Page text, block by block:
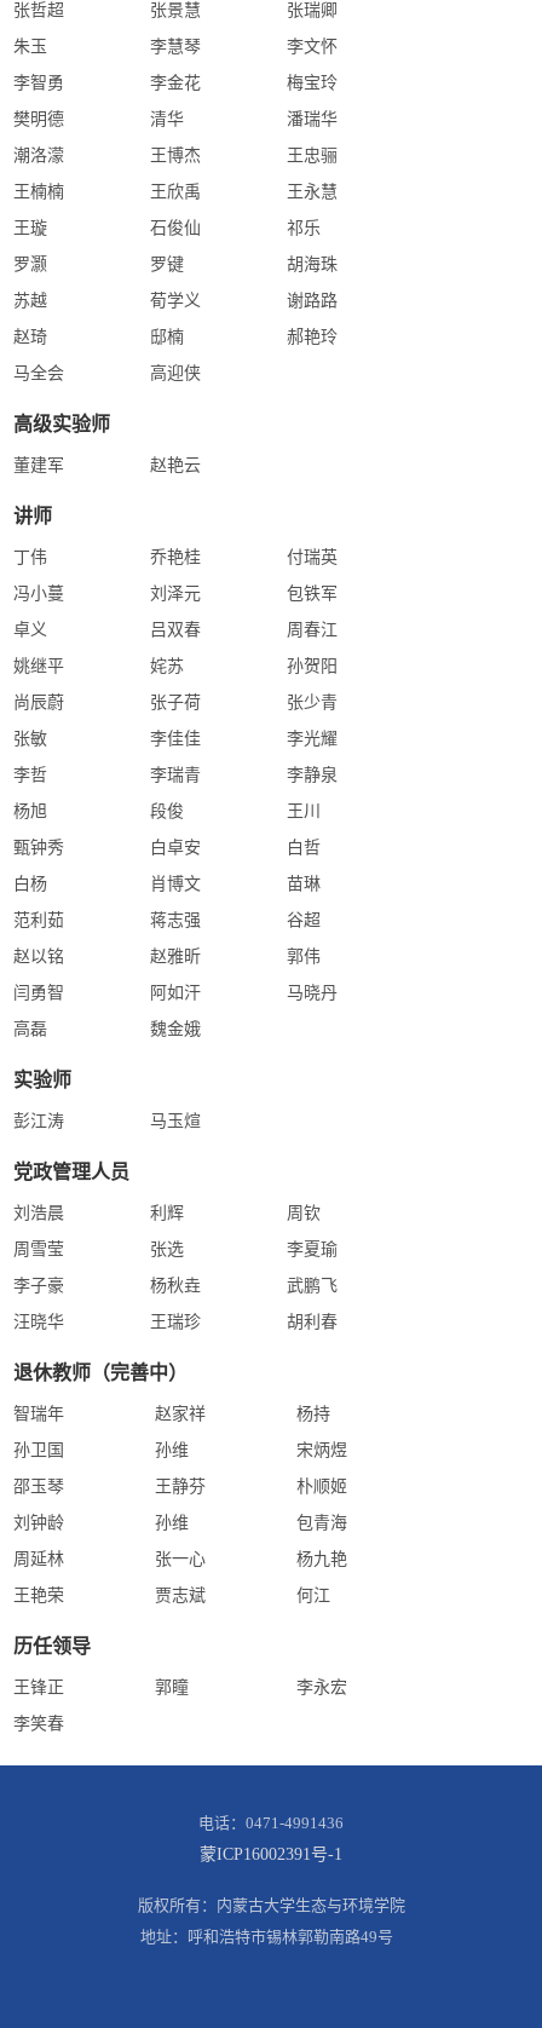
张哲超
张景慧
张瑞卿
朱玉
李慧琴
李文怀
李智勇
李金花
梅宝玲
樊明德
清华
潘瑞华
潮洛濛
王博杰
王忠骊
王楠楠
王欣禹
王永慧
王璇
石俊仙
祁乐
罗灏
罗键
胡海珠
苏越
荀学义
谢路路
赵琦
邸楠
郝艳玲
马全会
高迎侠
高级实验师
董建军 赵艳云
讲师
丁伟 乔艳桂
付瑞英
冯小蔓
刘泽元
包铁军
卓义
吕双春
周春江
姚继平
姹苏
孙贺阳
尚辰蔚
张子荷
张少青
张敏
李佳佳
李光耀
李哲
李瑞青
李静泉
杨旭
段俊
王川
甄钟秀
白卓安
白哲
白杨
肖博文
苗琳
范利茹
蒋志强
谷超
赵以铭
赵雅昕
郭伟
闫勇智
阿如汗
马晓丹
高磊
魏金娥
实验师
彭江涛 马玉煊
党政管理人员
刘浩晨 利辉
周钦
周雪莹
张选
李夏瑜
李子豪
杨秋垚
武鹏飞
汪晓华
王瑞珍 胡利春
退休教师（完善中）
智瑞年 赵家祥
杨持
孙卫国
孙维
宋炳煜
邵玉琴
王静芬
朴顺姬
刘钟龄
孙维
包青海
周延林
张一心
杨九艳
王艳荣
贾志斌 何江
历任领导
王锋正 郭瞳
李永宏
李笑春
电话：0471-4991436
蒙ICP16002391号-1
版权所有：内蒙古大学生态与环境学院
地址：呼和浩特市锡林郭勒南路49号